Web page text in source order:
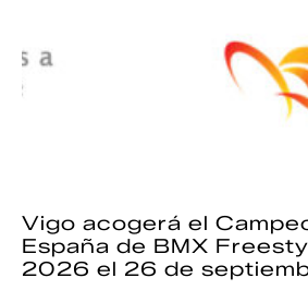
Vigo acogerá el
España de BMX
2026 el 26 de